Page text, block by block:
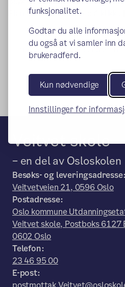
funksjonalitet.
Godtar du alle
du også at vi samler inn
brukeradferd.
Kun nødvendige
Innstillinger for
Planen kan du lese ved å klikke
Publisert:17.06.2015
Veitvet skole
– en del av Osloskolen
Besøks- og leveringsadresse:
Veitvetveien 21, 0596 Oslo
Postadresse:
Oslo kommune
Veitvet skole, Postboks
0602 Oslo
Telefon:
23 46 95 00
E-post: